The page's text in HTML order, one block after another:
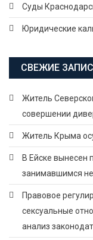
Суды
Юридические
СВЕЖИЕ
Житель
совершении
Житель Крыма
В Ейске вынесен
занимавшимся
Правовое
сексуальные
анализ